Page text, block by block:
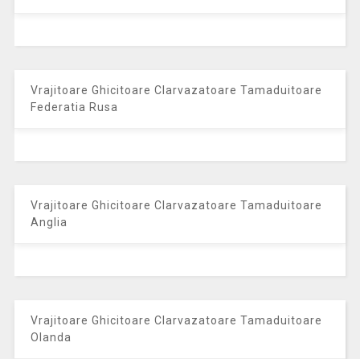
Vrajitoare Ghicitoare Clarvazatoare Tamaduitoare
Federatia Rusa
Vrajitoare Ghicitoare Clarvazatoare Tamaduitoare
Anglia
Vrajitoare Ghicitoare Clarvazatoare Tamaduitoare
Olanda